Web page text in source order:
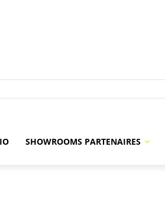
SHOWROOMS PARTENAIRES